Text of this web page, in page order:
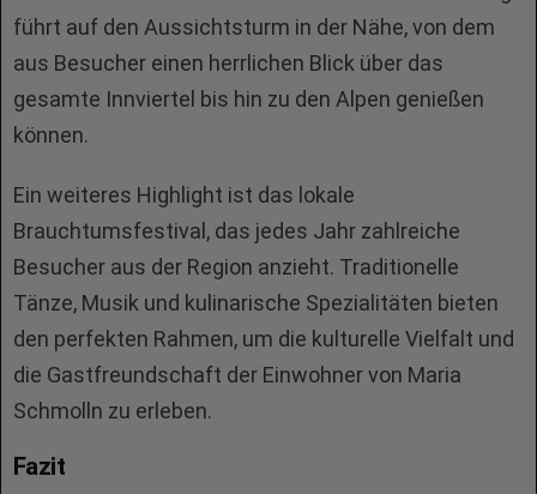
führt auf den Aussichtsturm in der Nähe, von dem
aus Besucher einen herrlichen Blick über das
gesamte Innviertel bis hin zu den Alpen genießen
können.
Ein weiteres Highlight ist das lokale
Brauchtumsfestival, das jedes Jahr zahlreiche
Besucher aus der Region anzieht. Traditionelle
Tänze, Musik und kulinarische Spezialitäten bieten
den perfekten Rahmen, um die kulturelle Vielfalt und
die Gastfreundschaft der Einwohner von Maria
Schmolln zu erleben.
Fazit